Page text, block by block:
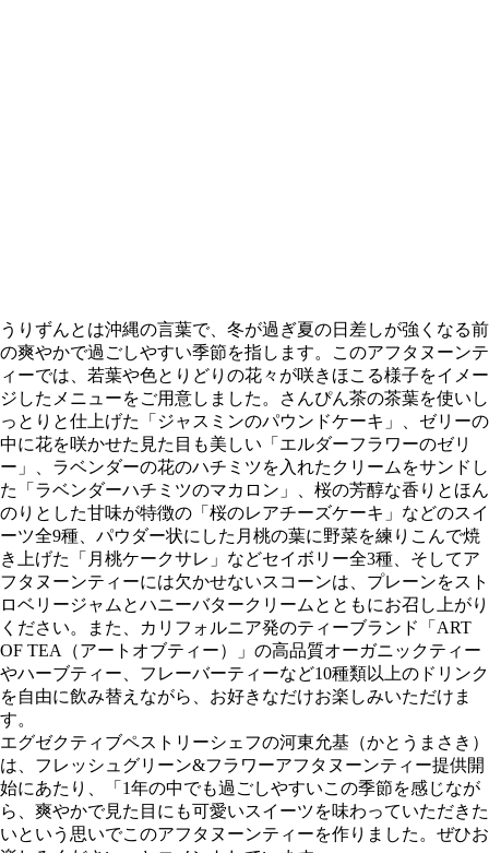
うりずんとは沖縄の言葉で、冬が過ぎ夏の日差しが強くなる前
の爽やかで過ごしやすい季節を指します。このアフタヌーンテ
ィーでは、若葉や色とりどりの花々が咲きほこる様子をイメー
ジしたメニューをご用意しました。さんぴん茶の茶葉を使いし
っとりと仕上げた「ジャスミンのパウンドケーキ」、ゼリーの
中に花を咲かせた見た目も美しい「エルダーフラワーのゼリ
ー」、ラベンダーの花のハチミツを入れたクリームをサンドし
た「ラベンダーハチミツのマカロン」、桜の芳醇な香りとほん
のりとした甘味が特徴の「桜のレアチーズケーキ」などのスイ
ーツ全9種、パウダー状にした月桃の葉に野菜を練りこんで焼
き上げた「月桃ケークサレ」などセイボリー全3種、そしてア
フタヌーンティーには欠かせないスコーンは、プレーンをスト
ロベリージャムとハニーバタークリームとともにお召し上がり
ください。また、カリフォルニア発のティーブランド「ART
OF TEA（アートオブティー）」の高品質オーガニックティー
やハーブティー、フレーバーティーなど10種類以上のドリンク
を自由に飲み替えながら、お好きなだけお楽しみいただけま
す。
エグゼクティブペストリーシェフの河東允基（かとうまさき）
は、フレッシュグリーン&フラワーアフタヌーンティー提供開
始にあたり、「1年の中でも過ごしやすいこの季節を感じなが
ら、爽やかで見た目にも可愛いスイーツを味わっていただきた
いという思いでこのアフタヌーンティーを作りました。ぜひお